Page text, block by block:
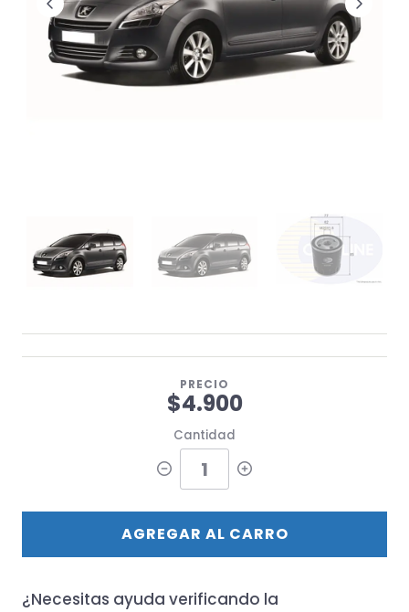
PRECIO
$4.900
Cantidad
AGREGAR AL CARRO
¿Necesitas ayuda verificando la